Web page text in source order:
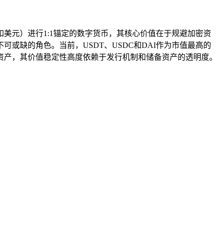
元）进行1:1锚定的数字货币，其核心价值在于规避加密资
或缺的角色。当前，USDT、USDC和DAI作为市值最高的
，其价值稳定性高度依赖于发行机制和储备资产的透明度。